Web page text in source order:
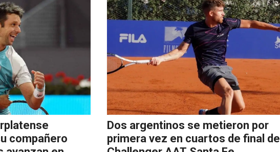
compañero
Dos argentinos se metieron por
primera vez en cuartos de final del